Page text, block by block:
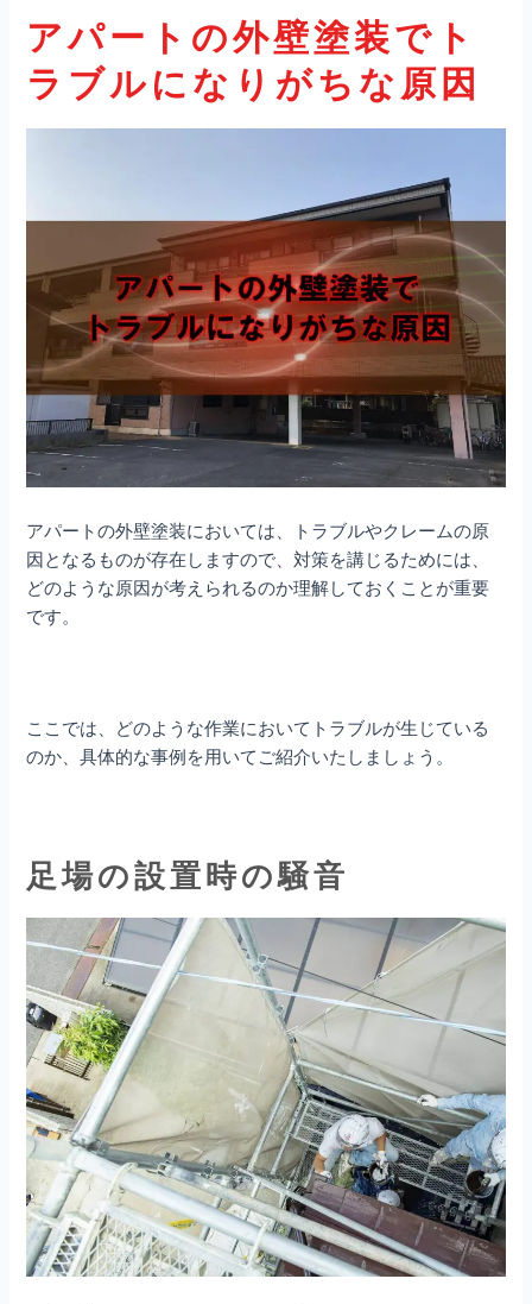
アパートの外壁塗装でト
ラブルになりがちな原因
アパートの外壁塗装においては、トラブルやクレームの原
因となるものが存在しますので、対策を講じるためには、
どのような原因が考えられるのか理解しておくことが重要
です。
ここでは、どのような作業においてトラブルが生じている
のか、具体的な事例を用いてご紹介いたしましょう。
足場の設置時の騒音